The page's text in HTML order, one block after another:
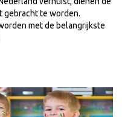
gebracht te worden.
met de belangrijkste